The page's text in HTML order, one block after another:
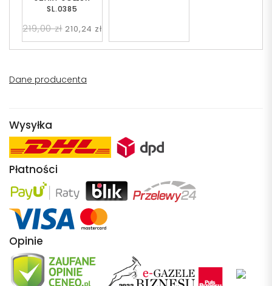
SL.0385
219,00 zł 210,24 zł
Dane producenta
Wysyłka
Płatności
Opinie